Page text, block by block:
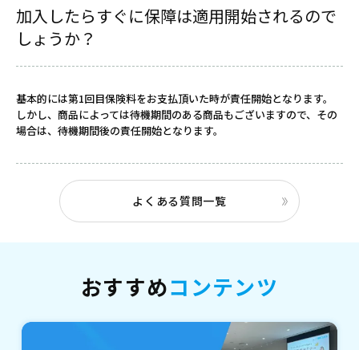
加入したらすぐに保障は適用開始されるので
しょうか？
基本的には第1回目保険料をお支払頂いた時が責任開始となります。
しかし、商品によっては待機期間のある商品もございますので、その
場合は、待機期間後の責任開始となります。
よくある質問一覧
おすすめコンテンツ